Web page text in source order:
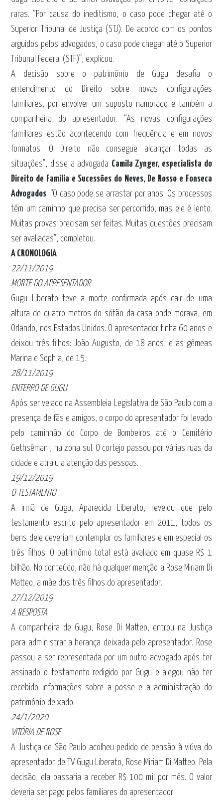
raras. “Por causa do ineditismo, o caso pode chegar até o
Superior Tribunal de Justiça (STJ). De acordo com os pontos
arguidos pelos advogados, o caso pode chegar até o Superior
Tribunal Federal (STF)”, explicou.
A decisão sobre o patrimônio de Gugu desafia o
entendimento do Direito sobre novas configurações
familiares, por envolver um suposto namorado e também a
companheira do apresentador. “As novas configurações
familiares estão acontecendo com frequência e em novos
formatos. O Direito não consegue alcançar todas as
situações”, disse a advogada Camila Zynger, especialista do
Direito de Família e Sucessões do Neves, De Rosso e Fonseca
Advogados. “O caso pode se arrastar por anos. Os processos
têm um caminho que precisa ser percorrido, mas ele é lento.
Muitas provas precisam ser feitas. Muitas questões precisam
ser avaliadas”, completou.
A CRONOLOGIA
22/11/2019
MORTE DO APRESENTADOR
Gugu Liberato teve a morte confirmada após cair de uma
altura de quatro metros do sótão da casa onde morava, em
Orlando, nos Estados Unidos. O apresentador tinha 60 anos e
deixou três filhos: João Augusto, de 18 anos, e as gêmeas
Marina e Sophia, de 15.
28/11/2019
ENTERRO DE GUGU
Após ser velado na Assembleia Legislativa de São Paulo com a
presença de fãs e amigos, o corpo do apresentador foi levado
pelo caminhão do Corpo de Bombeiros até o Cemitério
Gethsêmani, na zona sul. O cortejo passou por várias ruas da
cidade e atraiu a atenção das pessoas.
19/12/2019
O TESTAMENTO
A irmã de Gugu, Aparecida Liberato, revelou que pelo
testamento escrito pelo apresentador em 2011, todos os
bens dele deveriam contemplar os familiares e em especial os
três filhos. O patrimônio total está avaliado em quase R$ 1
bilhão. No conteúdo, não há qualquer menção a Rose Miriam Di
Matteo, a mãe dos três filhos do apresentador.
27/12/2019
A RESPOSTA
A companheira de Gugu, Rose Di Matteo, entrou na Justiça
para administrar a herança deixada pelo apresentador. Rose
passou a ser representada por um outro advogado após ter
assinado o testamento redigido por Gugu e alegou não ter
recebido informações sobre a posse e a administração do
patrimônio deixado.
24/1/2020
VITÓRIA DE ROSE
A Justiça de São Paulo acolheu pedido de pensão à viúva do
apresentador de TV Gugu Liberato, Rose Miriam Di Matteo. Pela
decisão, ela passaria a receber R$ 100 mil por mês. O valor
deveria ser pago pelos familiares do apresentador.